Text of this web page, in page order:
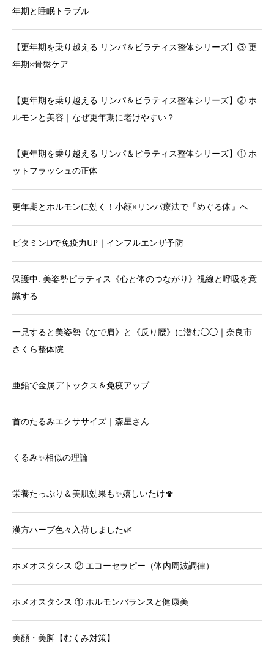
年期と睡眠トラブル
【更年期を乗り越える リンパ＆ピラティス整体シリーズ】③ 更
年期×骨盤ケア
【更年期を乗り越える リンパ＆ピラティス整体シリーズ】② ホ
ルモンと美容｜なぜ更年期に老けやすい？
【更年期を乗り越える リンパ＆ピラティス整体シリーズ】① ホ
ットフラッシュの正体
更年期とホルモンに効く！小顔×リンパ療法で『めぐる体』へ
ビタミンDで免疫力UP｜インフルエンザ予防
保護中: 美姿勢ピラティス《心と体のつながり》視線と呼吸を意
識する
一見すると美姿勢《なで肩》と《反り腰》に潜む◯◯｜奈良市
さくら整体院
亜鉛で金属デトックス＆免疫アップ
首のたるみエクササイズ｜森星さん
くるみ✨相似の理論
栄養たっぷり＆美肌効果も✨嬉しいたけ🍄
漢方ハーブ色々入荷しました🌿
ホメオスタシス ② エコーセラピー（体内周波調律）
ホメオスタシス ① ホルモンバランスと健康美
美顔・美脚【むくみ対策】